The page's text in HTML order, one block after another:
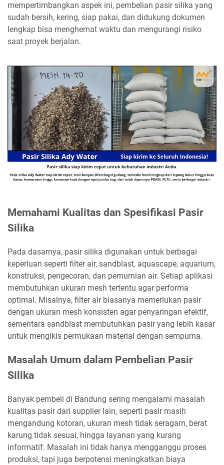
mempertimbangkan aspek ini, pembelian pasir silika yang
sudah bersih, kering, siap pakai, dan didukung dokumen
lengkap bisa menghemat waktu dan mengurangi risiko
saat proyek berjalan.
Memahami Kualitas dan Spesifikasi Pasir
Silika
Pada dasarnya, pasir silika digunakan untuk berbagai
keperluan seperti filter air, sandblast, aquascape, aquarium,
konstruksi, pengecoran, dan pemurnian air. Setiap aplikasi
membutuhkan ukuran mesh tertentu agar performa
optimal. Misalnya, filter air biasanya memerlukan pasir
dengan ukuran mesh konsisten agar penyaringan efektif,
sementara sandblast membutuhkan pasir yang lebih kasar
untuk mengikis permukaan material dengan sempurna.
Masalah Umum dalam Pembelian Pasir
Silika
Banyak pembeli di Bandung sering mengalami masalah
kualitas pasir dari supplier lain, seperti pasir masih
mengandung kotoran, ukuran mesh tidak seragam, berat
karung tidak sesuai, hingga layanan yang kurang
informatif. Masalah ini tidak hanya mengganggu proses
produksi, tapi juga berpotensi meningkatkan biaya